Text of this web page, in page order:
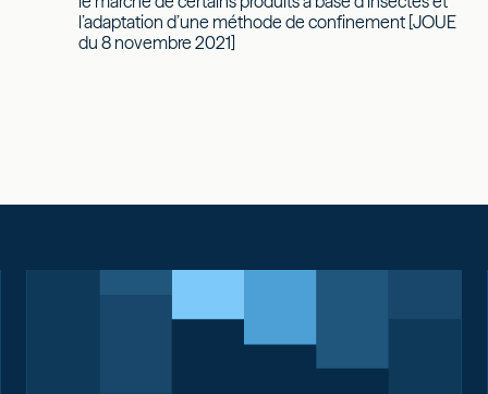
l’adaptation d’une méthode de confinement [JOUE
du 8 novembre 2021]